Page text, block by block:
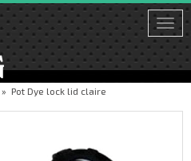
» Pot Dye lock lid claire